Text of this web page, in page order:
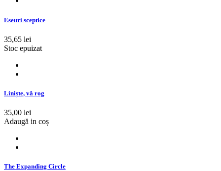
Eseuri sceptice
35,65 lei
Stoc epuizat
Liniște, vă rog
35,00 lei
Adaugă in coș
The Expanding Circle